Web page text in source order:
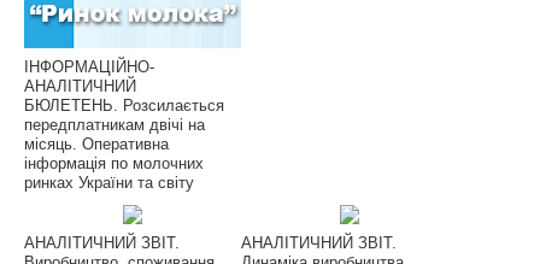
ІНФОРМАЦІЙНО-
АНАЛІТИЧНИЙ
БЮЛЕТЕНЬ. Розсилається
передплатникам двічі на
місяць. Оперативна
інформація по молочних
ринках України та світу
АНАЛІТИЧНИЙ ЗВІТ.
АНАЛІТИЧНИЙ ЗВІТ.